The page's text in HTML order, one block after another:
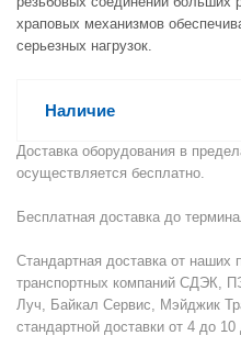
храповых механизмов
серьезных нагрузок.
Наличие
Доставка оборудования в
осуществляется бесплатно.
Бесплатная доставка до
Стандартная доставка от наших
транспортных компаний СДЭК,
Луч, Байкал Сервис, Мэйджик
стандартной доставки от 4 до 10